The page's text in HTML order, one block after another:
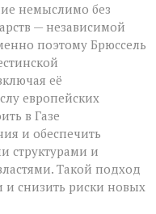
немыслимо без
— независимой
поэтому Брюссель
её
европейских
в Газе
и обеспечить
структурами и
Такой подход
и снизить риски новых